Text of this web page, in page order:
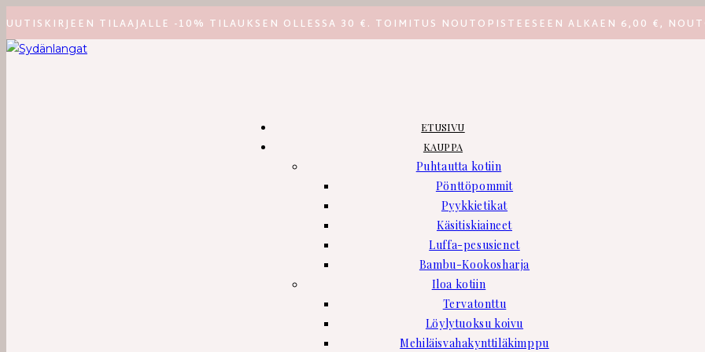
sisältöön
UUTISKIRJEEN TILAAJALLE -10% TILAUKSEN OLLESSA 30 €. TOIMITUS NOUTOPISTEESEEN ALKAEN 6,00 €,
ETUSIVU
KAUPPA
Puhtautta kotiin
Pönttöpommit
Pyykkietikat
Käsitiskiaineet
Luffa-pesusienet
Bambu-Kookosharja
Iloa kotiin
Tervatonttu
Löylytuoksu koivu
Mehiläisvahakynttiläkimppu